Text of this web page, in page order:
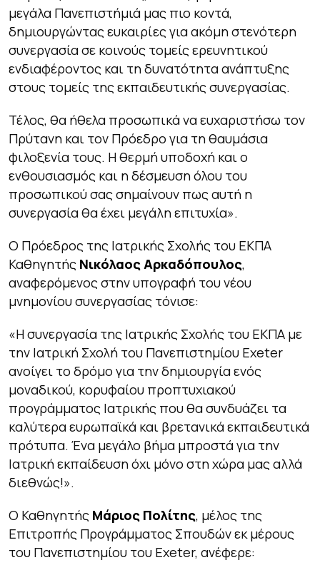
μεγάλα Πανεπιστήμιά μας πιο κοντά,
δημιουργώντας ευκαιρίες για ακόμη στενότερη
συνεργασία σε κοινούς τομείς ερευνητικού
ενδιαφέροντος και τη δυνατότητα ανάπτυξης
στους τομείς της εκπαιδευτικής συνεργασίας.
Τέλος, θα ήθελα προσωπικά να ευχαριστήσω τον
Πρύτανη και τον Πρόεδρο για τη θαυμάσια
φιλοξενία τους. Η θερμή υποδοχή και ο
ενθουσιασμός και η δέσμευση όλου του
προσωπικού σας σημαίνουν πως αυτή η
συνεργασία θα έχει μεγάλη επιτυχία».
Ο Πρόεδρος της Ιατρικής Σχολής του ΕΚΠΑ
Καθηγητής Νικόλαος Αρκαδόπουλος,
αναφερόμενος στην υπογραφή του νέου
μνημονίου συνεργασίας τόνισε:
«Η συνεργασία της Ιατρικής Σχολής του ΕΚΠΑ με
την Ιατρική Σχολή του Πανεπιστημίου Exeter
ανοίγει το δρόμο για την δημιουργία ενός
μοναδικού, κορυφαίου προπτυχιακού
προγράμματος Ιατρικής που θα συνδυάζει τα
καλύτερα ευρωπαϊκά και βρετανικά εκπαιδευτικά
πρότυπα. Ένα μεγάλο βήμα μπροστά για την
Ιατρική εκπαίδευση όχι μόνο στη χώρα μας αλλά
διεθνώς!».
Ο Καθηγητής Μάριος Πολίτης, μέλος της
Επιτροπής Προγράμματος Σπουδών εκ μέρους
του Πανεπιστημίου του Exeter, ανέφερε: